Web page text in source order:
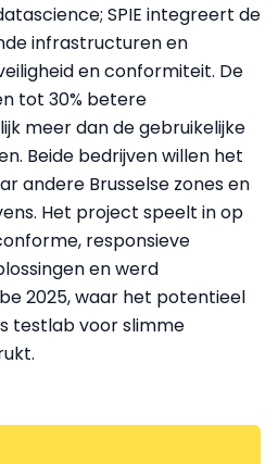
SPIE integreert de
infrastructuren en
en conformiteit. De
tot 30% betere
meer dan de gebruikelijke
Beide bedrijven willen het
andere Brusselse zones en
Het project speelt in op
responsieve
en werd
2025, waar het potentieel
testlab voor slimme